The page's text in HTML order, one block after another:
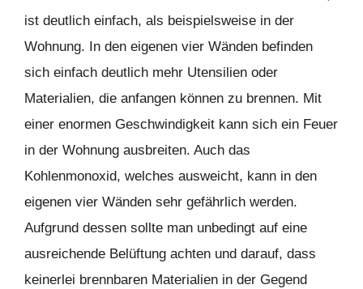
ist deutlich einfach, als beispielsweise in der
Wohnung. In den eigenen vier Wänden befinden
sich einfach deutlich mehr Utensilien oder
Materialien, die anfangen können zu brennen. Mit
einer enormen Geschwindigkeit kann sich ein Feuer
in der Wohnung ausbreiten. Auch das
Kohlenmonoxid, welches ausweicht, kann in den
eigenen vier Wänden sehr gefährlich werden.
Aufgrund dessen sollte man unbedingt auf eine
ausreichende Belüftung achten und darauf, dass
keinerlei brennbaren Materialien in der Gegend